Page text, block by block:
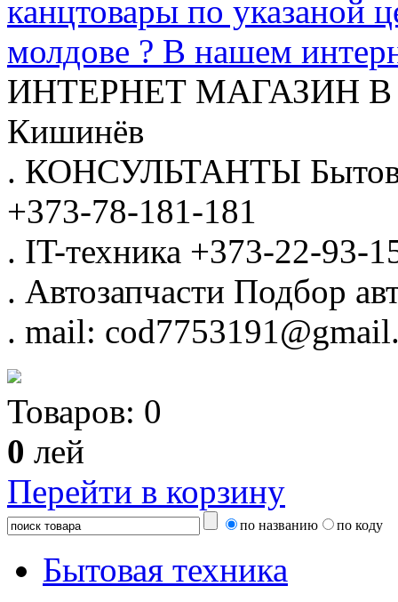
канцтовары по указаной
молдове ? В нашем
ИНТЕРНЕТ МАГАЗИН
Кишинёв
. КОНСУЛЬТАНТЫ
+373-78-181-181
. IT-техника +373-22-93-
. Автозапчасти Подбор
. mail:
Товаров: 0
0 лей
Перейти в корзину
по названию по коду
Бытовая техника